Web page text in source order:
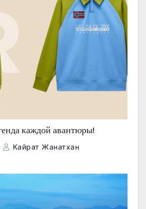
каждой авантюры!
Кайрат Жанатхан